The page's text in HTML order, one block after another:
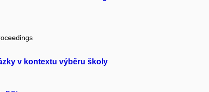
v kontextu výběru školy